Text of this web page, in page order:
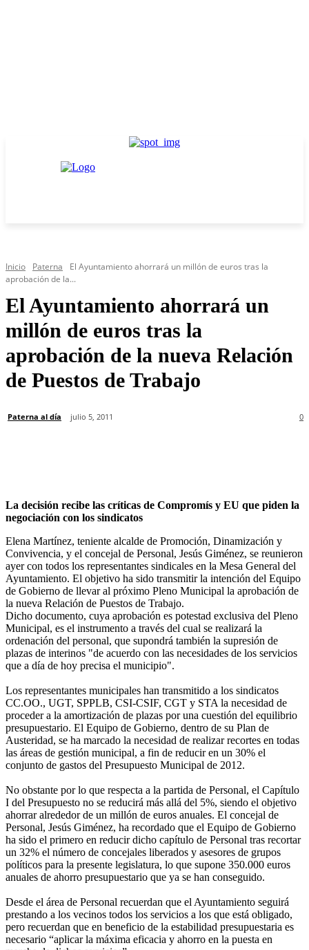
Inicio Paterna
El Ayuntamiento ahorrará un millón de euros tras la
aprobación de la...
El Ayuntamiento ahorrará un
millón de euros tras la
aprobación de la nueva Relación
de Puestos de Trabajo
Paterna al día julio 5, 2011 0
La decisión recibe las críticas de Compromís y EU que piden la
negociación con los sindicatos
Elena Martínez, teniente alcalde de Promoción, Dinamización y
Convivencia, y el concejal de Personal, Jesús Giménez, se reunieron
ayer con todos los representantes sindicales en la Mesa General del
Ayuntamiento. El objetivo ha sido transmitir la intención del Equipo
de Gobierno de llevar al próximo Pleno Municipal la aprobación de
la nueva Relación de Puestos de Trabajo.
Dicho documento, cuya aprobación es potestad exclusiva del Pleno
Municipal, es el instrumento a través del cual se realizará la
ordenación del personal, que supondrá también la supresión de
plazas de interinos "de acuerdo con las necesidades de los servicios
que a día de hoy precisa el municipio".
Los representantes municipales han transmitido a los sindicatos
CC.OO., UGT, SPPLB, CSI-CSIF, CGT y STA la necesidad de
proceder a la amortización de plazas por una cuestión del equilibrio
presupuestario. El Equipo de Gobierno, dentro de su Plan de
Austeridad, se ha marcado la necesidad de realizar recortes en todas
las áreas de gestión municipal, a fin de reducir en un 30% el
conjunto de gastos del Presupuesto Municipal de 2012.
No obstante por lo que respecta a la partida de Personal, el Capítulo
I del Presupuesto no se reducirá más allá del 5%, siendo el objetivo
ahorrar alrededor de un millón de euros anuales. El concejal de
Personal, Jesús Giménez, ha recordado que el Equipo de Gobierno
ha sido el primero en reducir dicho capítulo de Personal tras recortar
un 32% el número de concejales liberados y asesores de grupos
políticos para la presente legislatura, lo que supone 350.000 euros
anuales de ahorro presupuestario que ya se han conseguido.
Desde el área de Personal recuerdan que el Ayuntamiento seguirá
prestando a los vecinos todos los servicios a los que está obligado,
pero recuerdan que en beneficio de la estabilidad presupuestaria es
necesario “aplicar la máxima eficacia y ahorro en la puesta en